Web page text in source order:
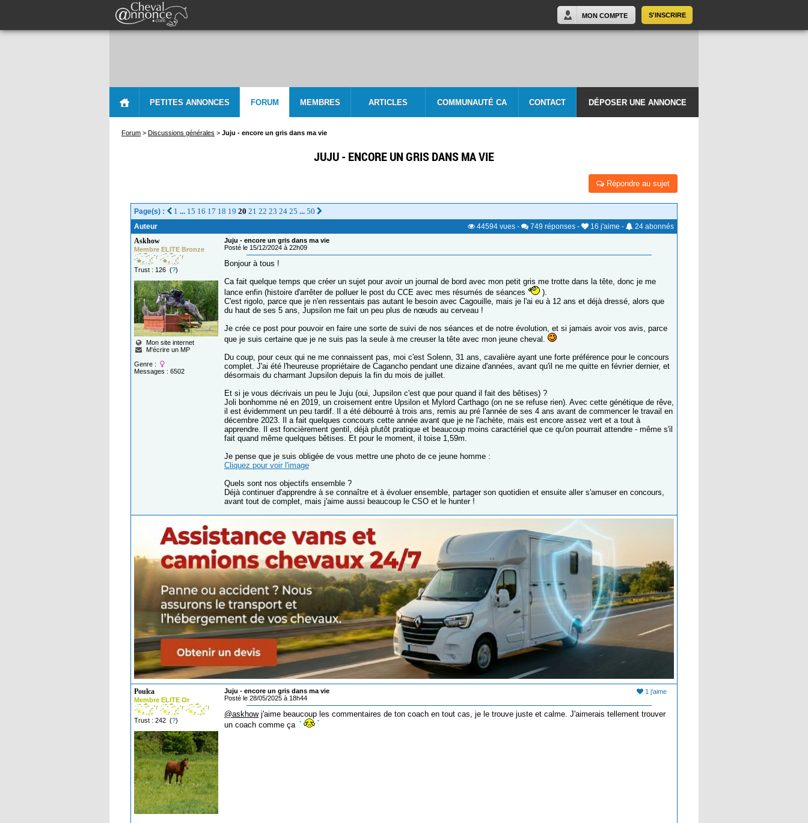
S'INSCRIRE
MON COMPTE
PETITES ANNONCES FORUM MEMBRES ARTICLES COMMUNAUTÉ CA CONTACT DÉPOSER UNE ANNONCE
Forum > Discussions générales > Juju - encore un gris dans ma vie
JUJU - ENCORE UN GRIS DANS MA VIE
Répondre au sujet
Page(s) : 1 ... 15 16 17 18 19 20 21 22 23 24 25 ... 50
Auteur 44594 vues - 749 réponses - 16 j'aime - 24 abonnés
Askhow
Membre ELITE Bronze
Trust : 126 (?)
Mon site internet
M'écrire un MP
Genre :
Messages : 6502
Juju - encore un gris dans ma vie
Posté le 15/12/2024 à 22h09
Bonjour à tous !
Ca fait quelque temps que créer un sujet pour avoir un journal de bord avec mon petit gris me trotte dans la tête, donc je me
lance enfin (histoire d'arrêter de polluer le post du CCE avec mes résumés de séances
).
C'est rigolo, parce que je n'en ressentais pas autant le besoin avec Cagouille, mais je l'ai eu à 12 ans et déjà dressé, alors que
du haut de ses 5 ans, Jupsilon me fait un peu plus de nœuds au cerveau !
Je crée ce post pour pouvoir en faire une sorte de suivi de nos séances et de notre évolution, et si jamais avoir vos avis, parce
que je suis certaine que je ne suis pas la seule à me creuser la tête avec mon jeune cheval.
Du coup, pour ceux qui ne me connaissent pas, moi c'est Solenn, 31 ans, cavalière ayant une forte préférence pour le concours
complet. J'ai été l'heureuse propriétaire de Cagancho pendant une dizaine d'années, avant qu'il ne me quitte en février dernier, et
désormais du charmant Jupsilon depuis la fin du mois de juillet.
Et si je vous décrivais un peu le Juju (oui, Jupsilon c'est que pour quand il fait des bêtises) ?
Joli bonhomme né en 2019, un croisement entre Upsilon et Mylord Carthago (on ne se refuse rien). Avec cette génétique de rêve,
il est évidemment un peu tardif. Il a été débourré à trois ans, remis au pré l'année de ses 4 ans avant de commencer le travail en
décembre 2023. Il a fait quelques concours cette année avant que je ne l'achète, mais est encore assez vert et a tout à
apprendre. Il est foncièrement gentil, déjà plutôt pratique et beaucoup moins caractériel que ce qu'on pourrait attendre - même s'il
fait quand même quelques bêtises. Et pour le moment, il toise 1,59m.
Je pense que je suis obligée de vous mettre une photo de ce jeune homme :
Cliquez pour voir l'image
Quels sont nos objectifs ensemble ?
Déjà continuer d'apprendre à se connaître et à évoluer ensemble, partager son quotidien et ensuite aller s'amuser en concours,
avant tout de complet, mais j'aime aussi beaucoup le CSO et le hunter !
Poulca
Membre ELITE Or
Trust : 242 (?)
1 j'aime
Juju - encore un gris dans ma vie
Posté le 28/05/2025 à 18h44
@askhow j'aime beaucoup les commentaires de ton coach en tout cas, je le trouve juste et calme. J'aimerais tellement trouver
un coach comme ça